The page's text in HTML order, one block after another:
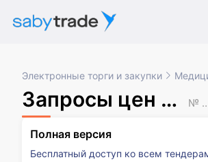
Электронные торги и закупки
Запросы цен товаров, работ, услуг №
Полная версия
Бесплатный доступ ко всем